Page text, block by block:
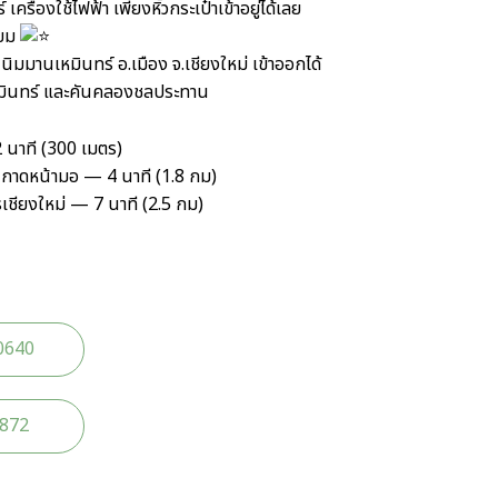
รื่องใช้ไฟฟ้า เพียงหิ้วกระเป๋าเข้าอยู่ได้เลย
ม
านเหมินทร์ อ.เมือง จ.เชียงใหม่ เข้าออกได้
ทร์ และคันคลองชลประทาน
ที (300 เมตร)
าดหน้ามอ — 4 นาที (1.8 กม)
ชียงใหม่ — 7 นาที (2.5 กม)